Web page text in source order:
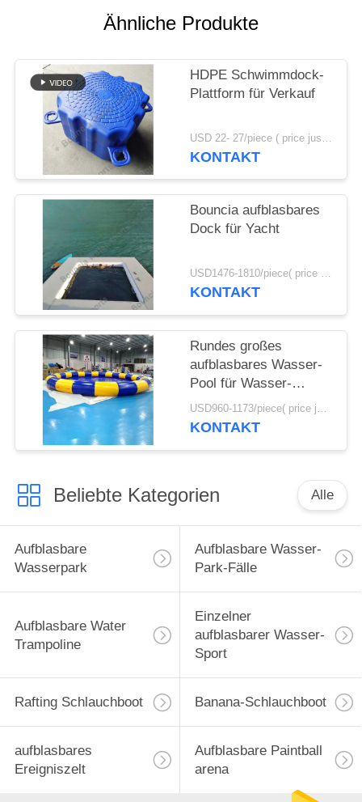
ZITAT
SITEMAP
PRIVACY
POLICY
Ähnliche Produkte
HDPE Schwimmdock-
Plattform für Verkauf
USD 22- 27/piece ( price just for reference, detailed prices need to be confirmed) MOQ:100pcs
KONTAKT
Bouncia aufblasbares
Dock für Yacht
USD1476-1810/piece( price just for reference, detailed prices need to be confirmed) MOQ:1pc
KONTAKT
Rundes großes
aufblasbares Wasser-
Pool für Wasser-
gehenden Ball
USD960-1173/piece( price just for reference, detailed prices need to be confirmed) MOQ:1PC
KONTAKT
Beliebte Kategorien Alle
Aufblasbare
Wasserpark
Aufblasbare Wasser-
Park-Fälle
Aufblasbare Water
Trampoline
Einzelner
aufblasbarer Wasser-
Sport
Rafting Schlauchboot Banana-Schlauchboot
aufblasbares
Ereigniszelt
Aufblasbare Paintball
arena